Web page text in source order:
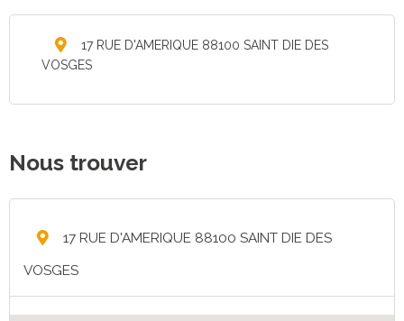
17 RUE D'AMERIQUE 88100 SAINT DIE DES
VOSGES
Nous trouver
17 RUE D'AMERIQUE 88100 SAINT DIE DES
VOSGES